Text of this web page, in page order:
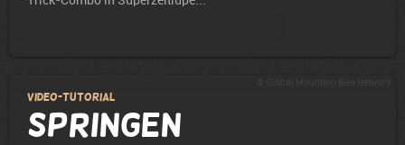
Video-Tutorial
Springen